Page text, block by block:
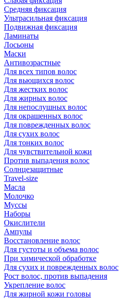
Средняя фиксация
Ультрасильная фиксация
Подвижная фиксация
Ламинаты
Лосьоны
Маски
Антивозрастные
Для всех типов волос
Для вьющихся волос
Для жестких волос
Для жирных волос
Для непослушных волос
Для окрашенных волос
Для поврежденных волос
Для сухих волос
Для тонких волос
Для чувствительной кожи
Против выпадения волос
Солнцезащитные
Travel-size
Масла
Молочко
Муссы
Наборы
Окислители
Ампулы
Восстановление волос
Для густоты и объема волос
При химической обработке
Для сухих и поврежденных волос
Рост волос, против выпадения
Укрепление волос
Для жирной кожи головы